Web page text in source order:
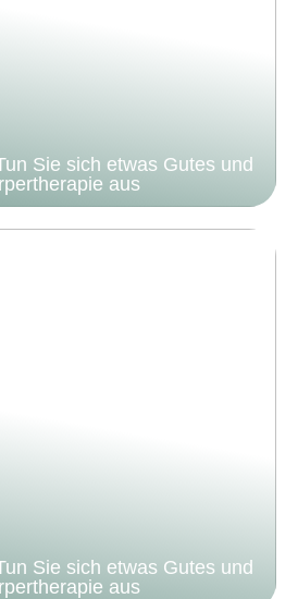
Sie sich etwas Gutes und
aus
Sie sich etwas Gutes und
aus